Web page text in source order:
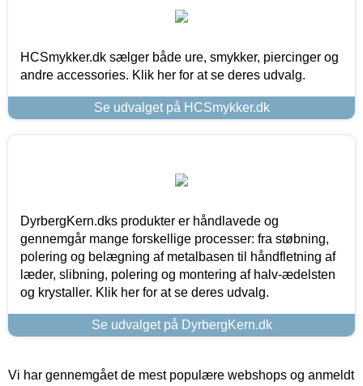
HCSmykker.dk sælger både ure, smykker, piercinger og
andre accessories. Klik her for at se deres udvalg.
Se udvalget på HCSmykker.dk
DyrbergKern.dks produkter er håndlavede og
gennemgår mange forskellige processer: fra støbning,
polering og belægning af metalbasen til håndfletning af
læder, slibning, polering og montering af halv-ædelsten
og krystaller. Klik her for at se deres udvalg.
Se udvalget på DyrbergKern.dk
Vi har gennemgået de mest populære webshops og anmeldt